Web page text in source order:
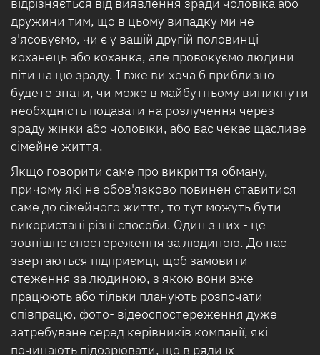
дружини тим, що в цьому випадку ми не
з'ясовуємо, чи є у вашій другій половинці
коханець або коханка, але провокуємо людини
піти на цю зраду. І вже ви хоча б приблизно
будете знати, чи може в майбутньому виникнути
необхідність подавати на розлучення через
зраду жінки або чоловіки, або вас чекає щасливе
сімейне життя.
Якщо говорити саме про викриття обману,
причому які не обов'язково повинен ставитися
саме до сімейного життя, то тут можуть бути
використані різні способи. Один з них - це
зовнішнє спостереження за людиною. До нас
звертаються підприємці, щоб замовити
стеження за людиною, з якою вони вже
працюють або тільки планують розпочати
співпрацю, фото- відеоспостереження дуже
затребуване серед керівників компанії, які
починають підозрювати, що в ряди їх